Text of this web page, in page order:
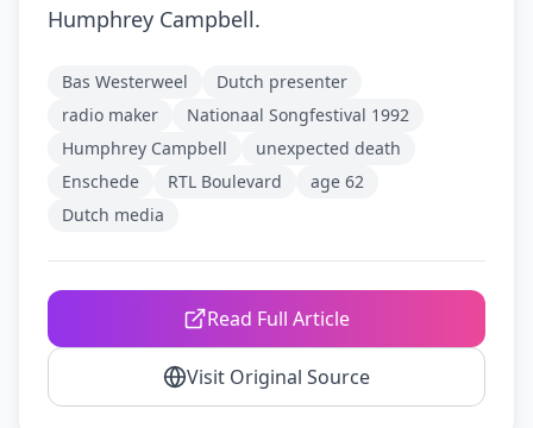
Humphrey Campbell.
Bas Westerweel
Dutch presenter
radio maker
Nationaal Songfestival 1992
Humphrey Campbell
unexpected death
Enschede
RTL Boulevard
age 62
Dutch media
Read Full Article
Visit Original Source